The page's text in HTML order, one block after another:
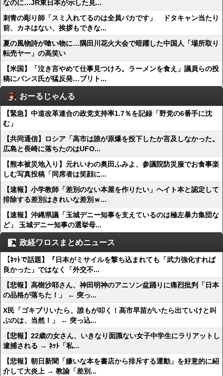
なのに…JR東日本が示した見...
刺青の彫り師「スミ入れてるのは全員バカです」 ドタキャン当たり
前、カネはない、挨拶もできな...
夏の風物詩が喰い物に…隅田川花火大会で暗躍した中国人「場所取り
転売ヤー」の高笑い
【米国】「泣き言やめて仕事見つけろ。ラーメンを食え」議員らの投
稿にバンス氏が猛反発…ブリト...
おーるじゃんる
【緊急】中道改革連合の政党支持率1.7％を記録「野党の6番手に沈
む」
【共同通信】ロシア「高市は誰が原爆を投下したか言及しなかった。
広島と長崎に落ちたのはUFO...
【熊本被災地入り】元れいわの奥田ふみよ、参議院防災服でお食事楽
しむ写真投稿「同席者は笑顔に...
【速報】小学教師「差別のない本屋を作りたい」ヘイト本と認定して
排除する差別はきれいな差別ｗ...
【速報】沖縄県議「玉城デニー知事を支えているのは極左暴力集団な
ど」 玉城デニー知事の選挙母...
政経ワロスまとめニュース
【ﾈｯﾄで話題】『日本がミサイルを撃ち込まれても「武力強化すれば
良かった」ではなく「外交不...
【悲報】高樹沙耶さん、神田明神のアニソン盆踊りに痛烈批判「日本
の品格が落ちた！」 ← 突っ...
X民「ゴキブリいたら、誰もが叩く！高市早苗がいたら出ていけと叫
ぶのは、当然！」 ← 突っ込...
【悲報】22歳の女さん、いきなり面識ない女子中学生にラリアットし
逮捕される → ﾈｯﾄ「私...
【悲報】朝日新聞「嫌いな本を書店から排斥する運動」を好意的に紹
介して大炎上 → 教諭「差別...